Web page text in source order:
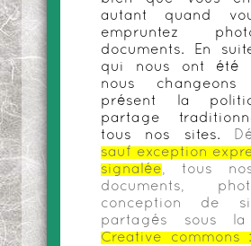
autant quand
empruntez
documents. En
qui nous ont été
nous
présent la
partage
tous nos sites.
sauf exception
signalée, tous
documents,
conception de
partagés sous
Creative commons